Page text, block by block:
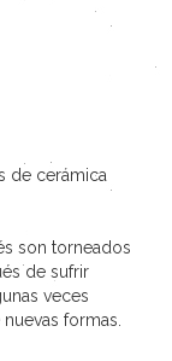
de cerámica
son torneados
de sufrir
veces
formas.